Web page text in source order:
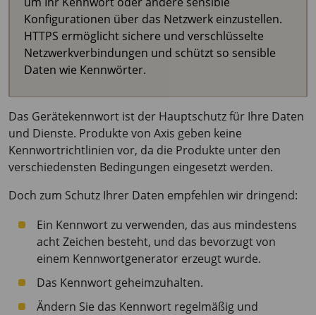
Konfigurationen über das Netzwerk einzustellen.
HTTPS ermöglicht sichere und verschlüsselte
Netzwerkverbindungen und schützt so sensible
Daten wie Kennwörter.
Das Gerätekennwort ist der Hauptschutz für Ihre Daten
und Dienste. Produkte von Axis geben keine
Kennwortrichtlinien vor, da die Produkte unter den
verschiedensten Bedingungen eingesetzt werden.
Doch zum Schutz Ihrer Daten empfehlen wir dringend:
Ein Kennwort zu verwenden, das aus mindestens
acht Zeichen besteht, und das bevorzugt von
einem Kennwortgenerator erzeugt wurde.
Das Kennwort geheimzuhalten.
Ändern Sie das Kennwort regelmäßig und